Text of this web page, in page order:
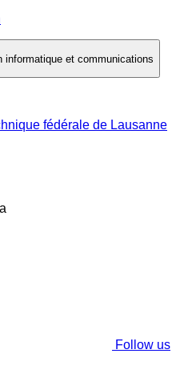
informatique et communications
Follow us